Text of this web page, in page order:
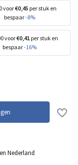
voor€0,45 per stuk en
bespaar-8%
voor€0,41 per stuk en
bespaar-16%
Nederland